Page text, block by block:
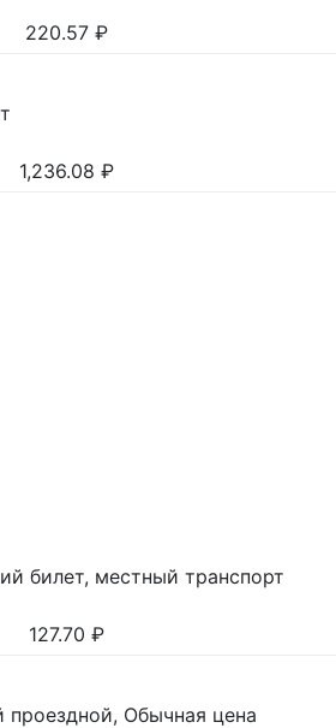
220.57 ₽
1,236.08 ₽
билет, местный транспорт
127.70 ₽
Обычная цена